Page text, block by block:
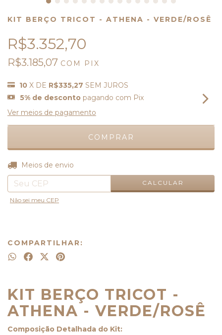
KIT BERÇO TRICOT - ATHENA - VERDE/ROSÊ
R$3.352,70
R$3.185,07 COM PIX
10 X DE R$335,27 SEM JUROS
5% de desconto pagando com Pix
Ver meios de pagamento
Entregas para o CEP:
Meios de envio
CALCULAR
Não sei meu CEP
COMPARTILHAR:
KIT BERÇO TRICOT -
ATHENA - VERDE/ROSÊ
Composição Detalhada do Kit: